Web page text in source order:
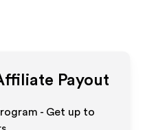
Payout
- Get up to